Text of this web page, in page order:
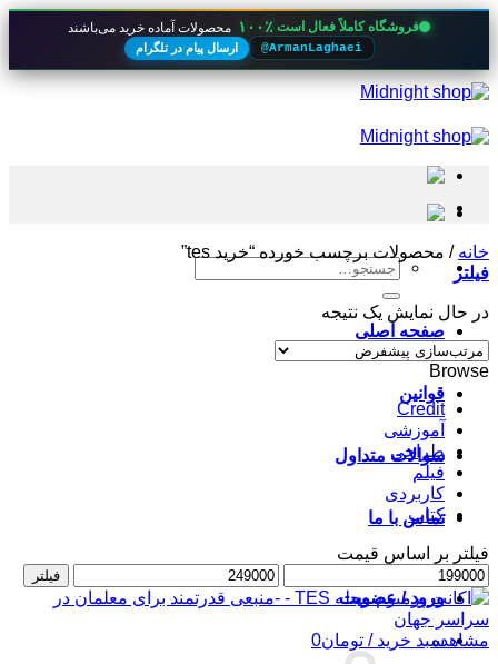
فروشگاه کاملاً فعال است ۱۰۰٪ محصولات آماده خرید می‌باشند
@ArmanLaghaei ارسال پیام در تلگرام
Skip
to
جستجو
صفحه اصلی
قوانین
سوالات متداول
تماس با ما
ورود / عضویت
سبد خرید / تومان0
خانه / محصولات برچسب خورده “خرید tes”
فیلتر
در حال نمایش یک نتیجه
Browse
Credit
آموزشی
طراحی
فیلم
کاربردی
کتاب
فیلتر بر اساس قیمت
حداقل
قیمت
حداکثر
قیمت
فیلتر
مشاهده